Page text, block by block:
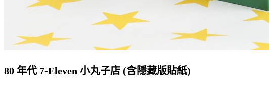
80 年代 7-Eleven 小丸子店 (含隱藏版貼紙)